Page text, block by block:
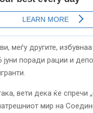
меѓу другите,
јуни поради рации и
вети дека ќе спречи
мир на